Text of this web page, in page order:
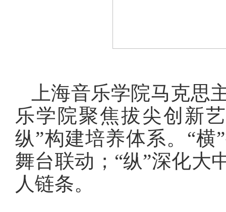
上海音乐学院马克思
乐学院聚焦拔尖创新
纵”构建培养体系。“
舞台联动；“纵”深化大
人链条。